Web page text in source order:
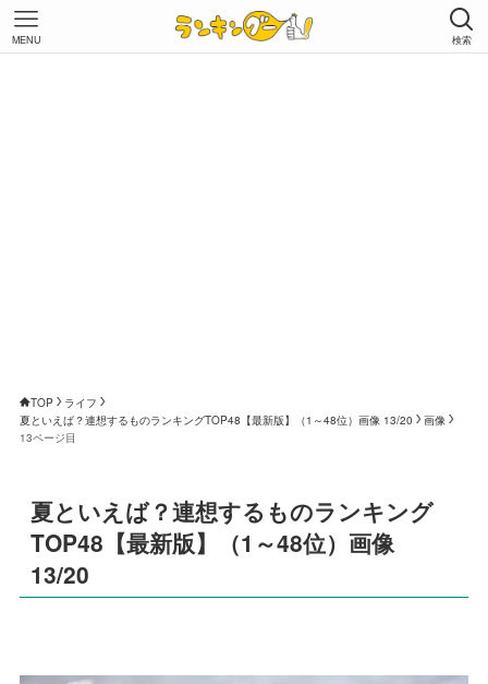
検索
MENU
TOP
ライフ
夏といえば？連想するものランキングTOP48【最新版】（1～48位）画像 13/20
画像
13ページ目
夏といえば？連想するものランキング
TOP48【最新版】（1～48位）画像
13/20